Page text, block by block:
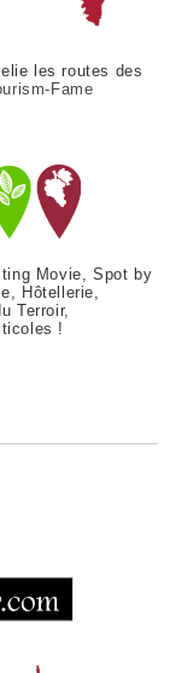
les routes des
Fame
Movie, Spot by
Hôtellerie,
Terroir,
!